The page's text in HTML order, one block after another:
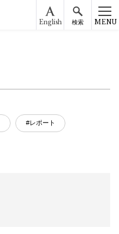
English 検索 MENU
#レポート